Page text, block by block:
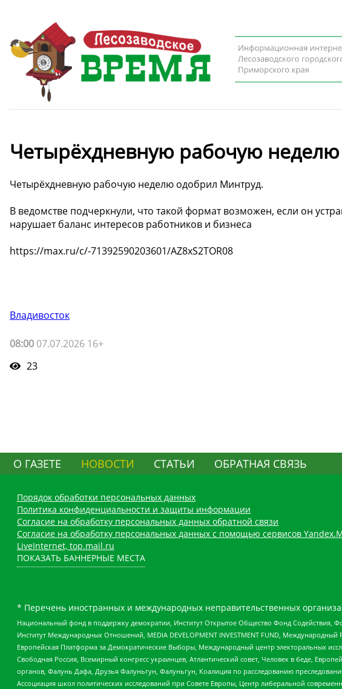
Четырёхдневную рабочую
Четырёхдневную рабочую неделю одобрил Минтруд.
В ведомстве подчеркнули, что такой формат возможен, если он
нарушает баланс интересов работников и бизнеса
https://max.ru/c/-71392590203601/AZ8xS2TOR08
Владивосток
08:00 07.07.2026 16+
23
О ГАЗЕТЕ НОВОСТИ СТАТЬИ ОБРАТНАЯ СВЯЗЬ
Порядок обработки персональных данных
Политика конфиденциальности и защиты информации
Согласие на обработку персональных данных обратной связи
Согласие на обработку персональных данных с помощью сервисов
LiveInternet, top.mail.ru
ПОКАЗАТЬ БАННЕРНЫЕ МЕСТА
* Перечень иностранных и международных неправительственных
Национальный фонд в поддержку демократии, Институт Открытое Общество Фонд
Институт Международных Отношений, MEDIA DEVELOPMENT INVESTMENT FUND,
Европейская Платформа за Демократические Выборы, Международный центр электоральных
Свободная Россия, Всемирный конгресс украинцев, Атлантический совет, Человек в беде,
органов, Фалунь Дафа, Друзья Фалуньгун, Фалуньгун, Коалиция по расследованию
Ассоциация школ политических исследований при Совете Европы, Центр либеральной